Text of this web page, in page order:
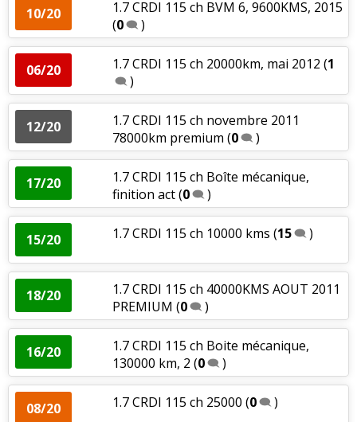
10/20
1.7 CRDI 115 ch BVM 6, 9600KMS, 2015
(0 )
06/20 1.7 CRDI 115 ch 20000km, mai 2012 (1
)
12/20
1.7 CRDI 115 ch novembre 2011
78000km premium (0 )
17/20
1.7 CRDI 115 ch Boîte mécanique,
finition act(0 )
15/20 1.7 CRDI 115 ch 10000 kms (15 )
18/20
1.7 CRDI 115 ch 40000KMS AOUT 2011
PREMIUM (0 )
16/20
1.7 CRDI 115 ch Boite mécanique,
130000 km, 2 (0 )
08/20 1.7 CRDI 115 ch 25000 (0 )